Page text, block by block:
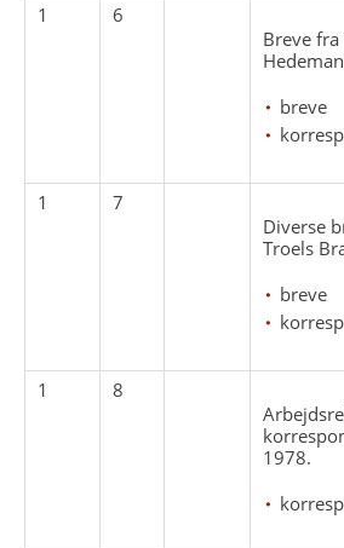
1
6
Breve
breve
1
7
Diverse
Troels
breve
1
8
1978.